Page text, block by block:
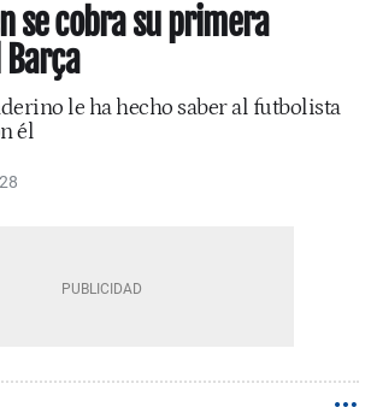
se cobra su primera
le ha hecho saber al futbolista
él